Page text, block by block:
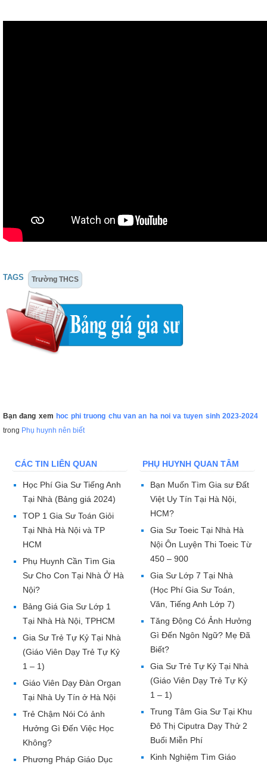
TAGS Trường THCS
Bạn đang xem hoc phi truong chu van an ha noi va tuyen sinh 2023-2024
trong Phụ huynh nên biết
CÁC TIN LIÊN QUAN
Học Phí Gia Sư Tiếng Anh
Tại Nhà (Bảng giá 2024)
TOP 1 Gia Sư Toán Giỏi
Tại Nhà Hà Nội và TP
HCM
Phụ Huynh Cần Tìm Gia
Sư Cho Con Tại Nhà Ở Hà
Nội?
Bảng Giá Gia Sư Lớp 1
Tại Nhà Hà Nội, TPHCM
Gia Sư Trẻ Tự Kỷ Tại Nhà
(Giáo Viên Dạy Trẻ Tự Kỷ
1 – 1)
Giáo Viên Dạy Đàn Organ
Tại Nhà Uy Tín ở Hà Nội
Trẻ Chậm Nói Có ảnh
Hưởng Gì Đến Việc Học
Không?
Phương Pháp Giáo Dục
PHỤ HUYNH QUAN TÂM
Bạn Muốn Tìm Gia sư Đất
Việt Uy Tín Tại Hà Nội,
HCM?
Gia Sư Toeic Tại Nhà Hà
Nội Ôn Luyện Thi Toeic Từ
450 – 900
Gia Sư Lớp 7 Tại Nhà
(Học Phí Gia Sư Toán,
Văn, Tiếng Anh Lớp 7)
Tăng Động Có Ảnh Hưởng
Gì Đến Ngôn Ngữ? Mẹ Đã
Biết?
Gia Sư Trẻ Tự Kỷ Tại Nhà
(Giáo Viên Dạy Trẻ Tự Kỷ
1 – 1)
Trung Tâm Gia Sư Tại Khu
Đô Thị Ciputra Dạy Thử 2
Buổi Miễn Phí
Kinh Nghiệm Tìm Giáo